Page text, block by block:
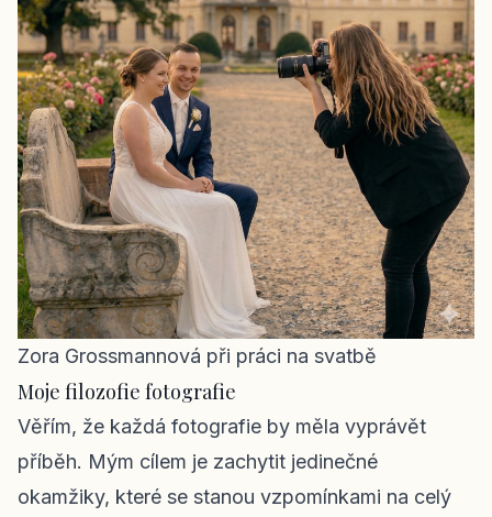
Zora Grossmannová při práci na svatbě
Moje filozofie fotografie
Věřím, že každá fotografie by měla vyprávět
příběh. Mým cílem je zachytit jedinečné
okamžiky, které se stanou vzpomínkami na celý